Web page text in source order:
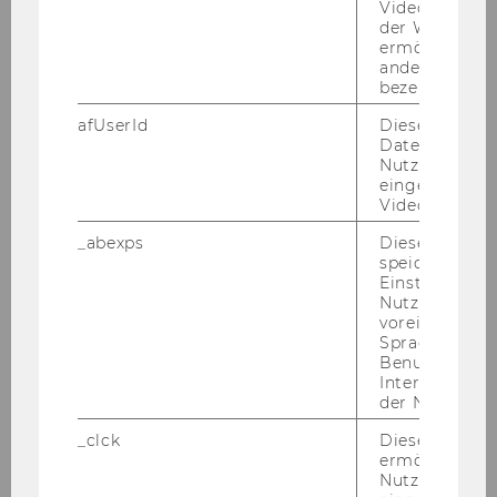
Bei der Bestellung des Sicherheitsdienstes ist
Sicherheitsdienst von:
der WU-
ermöglichen
andere nicht
bezeichnete
afUserId
Dieses
Daten von
Videos
_abexps
Dieses Cookie
speichert
Nutzer*in, zB.
Sprache,
der Nutzer*in
_clck
Dieses Cookie
ermöglicht
Nutzung des